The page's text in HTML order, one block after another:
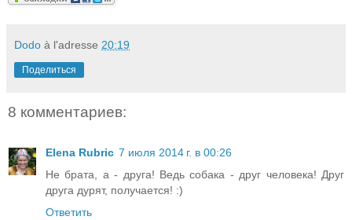
Dodo à l'adresse 20:19
Поделиться
8 комментариев:
Elena Rubric 7 июля 2014 г. в 00:26
Не брата, а - друга! Ведь собака - друг человека! Друг
друга дурят, получается! :)
Ответить